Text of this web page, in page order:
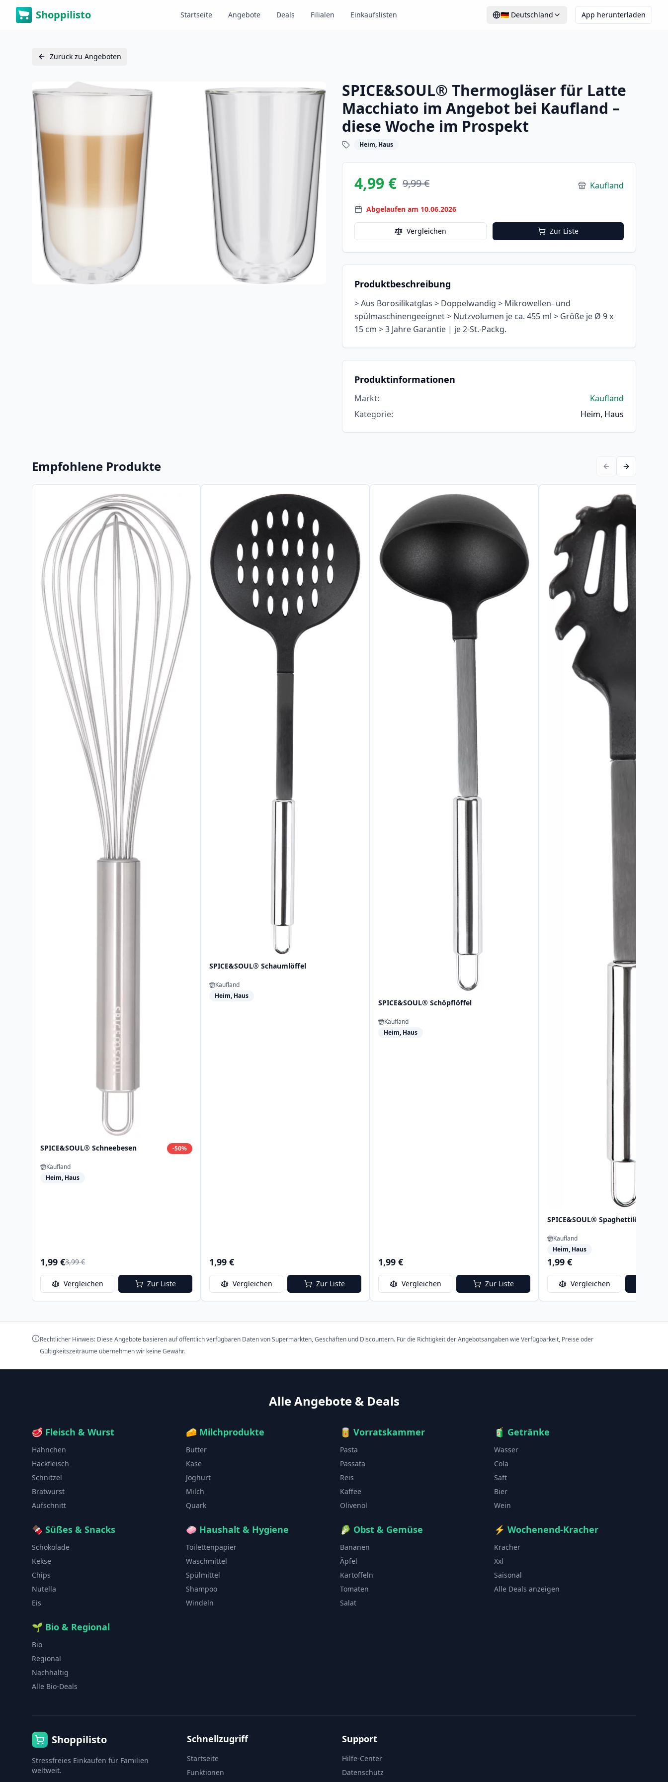
Shoppilisto Startseite Angebote Deals Filialen Einkaufslisten 🇩🇪 Deutschland App herunterladen
Zurück zu Angeboten
SPICE&SOUL® Thermogläser für Latte
Macchiato im Angebot bei Kaufland –
diese Woche im Prospekt
Heim, Haus
4,99 € 9,99 € Kaufland
Abgelaufen am 10.06.2026
Vergleichen Zur Liste
Produktbeschreibung
> Aus Borosilikatglas > Doppelwandig > Mikrowellen- und
spülmaschinengeeignet > Nutzvolumen je ca. 455 ml > Größe je Ø 9 x
15 cm > 3 Jahre Garantie | je 2-St.-Packg.
Produktinformationen
Markt:
Kaufland
Kategorie: Heim, Haus
Empfohlene Produkte
SPICE&SOUL® Schneebesen -50%
Kaufland
Heim, Haus
1,99 €3,99 €
Vergleichen Zur Liste
SPICE&SOUL® Schaumlöffel
Kaufland
Heim, Haus
1,99 €
Vergleichen Zur Liste
SPICE&SOUL® Schöpflöffel
Kaufland
Heim, Haus
1,99 €
Vergleichen Zur Liste
SPICE&SOUL® Spaghettilöffel
Kaufland
Heim, Haus
1,99 €
Vergleichen
Rechtlicher Hinweis: Diese Angebote basieren auf öffentlich verfügbaren Daten von Supermärkten, Geschäften und Discountern. Für die Richtigkeit der Angebotsangaben wie Verfügbarkeit, Preise oder
Gültigkeitszeiträume übernehmen wir keine Gewähr.
Alle Angebote & Deals
🥩 Fleisch & Wurst
Hähnchen
Hackfleisch
Schnitzel
Bratwurst
Aufschnitt
🧀 Milchprodukte
Butter
Käse
Joghurt
Milch
Quark
🥫 Vorratskammer
Pasta
Passata
Reis
Kaffee
Olivenöl
🧃 Getränke
Wasser
Cola
Saft
Bier
Wein
🍫 Süßes & Snacks
Schokolade
Kekse
Chips
Nutella
Eis
🧼 Haushalt & Hygiene
Toilettenpapier
Waschmittel
Spülmittel
Shampoo
Windeln
🥬 Obst & Gemüse
Bananen
Äpfel
Kartoffeln
Tomaten
Salat
⚡ Wochenend-Kracher
Kracher
Xxl
Saisonal
Alle Deals anzeigen
🌱 Bio & Regional
Bio
Regional
Nachhaltig
Alle Bio-Deals
Shoppilisto
Stressfreies Einkaufen für Familien
weltweit.
Schnellzugriff
Startseite
Funktionen
Support
Hilfe-Center
Datenschutz